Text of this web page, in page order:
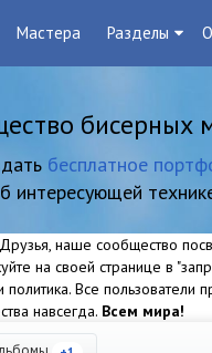
Мастера Разделы
бисерных
бесплатное
интересующей
Друзья, наше сообщество
на своей странице в
политика. Все
навсегда. Всем мира!